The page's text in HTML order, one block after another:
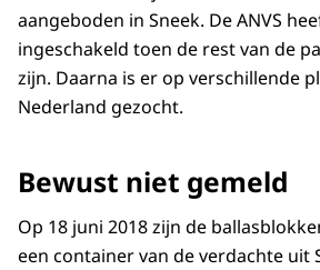
aangeboden in Sneek. De ANVS
ingeschakeld toen de rest van de
zijn. Daarna is er op verschillende
Nederland gezocht.
Bewust niet gemeld
Op 18 juni 2018 zijn de
een container van de verdachte uit